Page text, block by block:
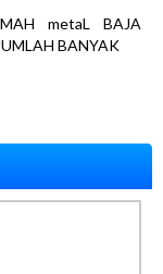
metaL BAJA
BANYAK